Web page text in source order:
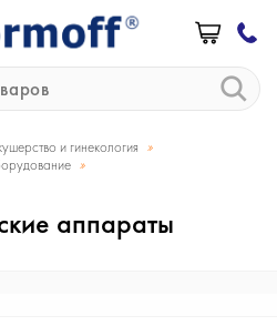
и гинекология »
»
аппараты